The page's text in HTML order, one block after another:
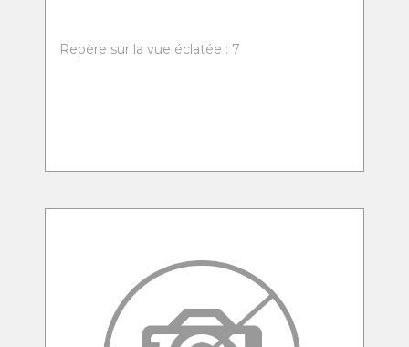
Repère sur la vue éclatée : 7